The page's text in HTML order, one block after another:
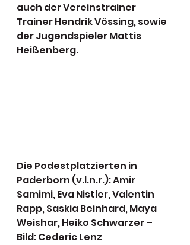
auch der Vereinstrainer
Trainer Hendrik Vössing, sowie
der Jugendspieler Mattis
Heißenberg.
Die Podestplatzierten in
Paderborn (v.l.n.r.): Amir
Samimi, Eva Nistler, Valentin
Rapp, Saskia Beinhard, Maya
Weishar, Heiko Schwarzer –
Bild: Cederic Lenz